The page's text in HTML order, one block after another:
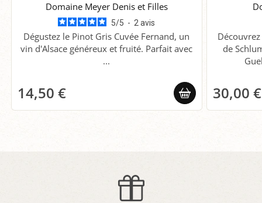
Domaine Meyer Denis et Filles
5/5 - 2avis
Dégustez le Pinot Gris Cuvée Fernand, un
vin d'Alsace généreux et fruité. Parfait avec
...
14,50 €
de
30,00 €